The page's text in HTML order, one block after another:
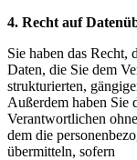
4. Recht auf
Sie haben das Recht,
Daten, die Sie dem
strukturierten,
Außerdem haben Sie
Verantwortlichen
dem die
übermitteln, sofern